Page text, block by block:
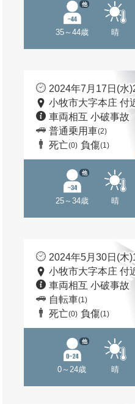
35～44歳
他
晴
2024年7月17日(水
小牧市大字本庄 付
車両相互 小破事故
普通乗用車(2)
死亡(0) 負傷(1)
25～34歳
他
晴
2024年5月30日(木
小牧市大字本庄 付
車両相互 小破事故
自転車(1)
死亡(0) 負傷(1)
0～24歳
他
晴